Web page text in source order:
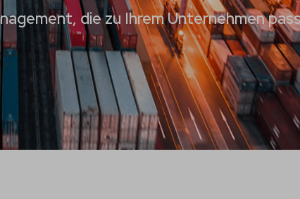
die zu Ihrem Unternehmen